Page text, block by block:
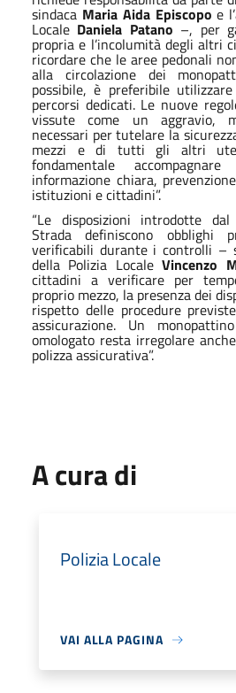
sindaca Maria Aida Episcopo e
Locale Daniela Patano –, per
propria e l’incolumità degli altri
ricordare che le aree pedonali
alla circolazione dei
possibile, è preferibile
percorsi dedicati. Le nuove
vissute come un aggravio,
necessari per tutelare la
mezzi e di tutti gli altri
fondamentale
informazione chiara,
istituzioni e cittadini”.
“Le disposizioni introdotte
Strada definiscono obblighi
verificabili durante i controlli –
della Polizia LocaleVincenzo
cittadini a verificare per
proprio mezzo, la presenza dei
rispetto delle procedure
assicurazione. Un
omologato resta irregolare
polizza assicurativa”.
A cura di
Polizia Locale
VAI ALLA PAGINA